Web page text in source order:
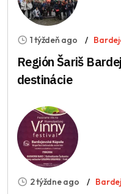
1 týždeň ago
Región Šariš
destinácie
2 týždne ago